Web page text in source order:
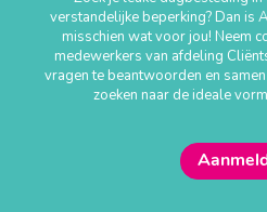
verstandelijke beperking? Dan is
misschien wat voor jou! Neem
medewerkers van afdeling
vragen te beantwoorden en
zoeken naar de ideale